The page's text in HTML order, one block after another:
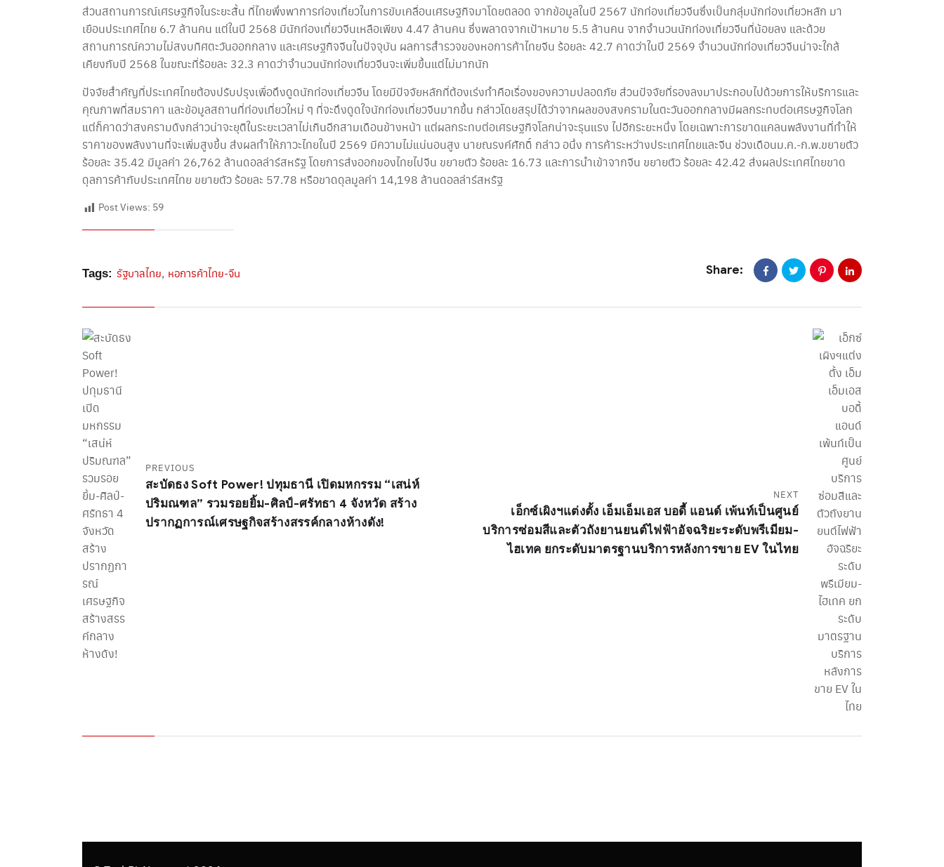
ส่วนสถานการณ์เศรษฐกิจในระยะสั้น ที่ไทยพึ่งพาการท่องเที่ยวในการขับเคลื่อนเศรษฐกิจมาโดยตลอด จากข้อมูลในปี 2567 นักท่องเที่ยวจีนซึ่งเป็นกลุ่มนักท่องเที่ยวหลัก มา
เยือนประเทศไทย 6.7 ล้านคน แต่ในปี 2568 มีนักท่องเที่ยวจีนเหลือเพียง 4.47 ล้านคน ซึ่งพลาดจากเป้าหมาย 5.5 ล้านคน จากจำนวนนักท่องเที่ยวจีนที่น้อยลง และด้วย
สถานการณ์ความไม่สงบทิศตะวันออกกลาง และเศรษฐกิจจีนในปัจจุบัน ผลการสำรวจของหอการค้าไทยจีน ร้อยละ 42.7 คาดว่าในปี 2569 จำนวนนักท่องเที่ยวจีนน่าจะใกล้
เคียงกับปี 2568 ในขณะที่ร้อยละ 32.3 คาดว่าจำนวนนักท่องเที่ยวจีนจะเพิ่มขึ้นแต่ไม่มากนัก
ปัจจัยสำคัญที่ประเทศไทยต้องปรับปรุงเพื่อดึงดูดนักท่องเที่ยวจีน โดยมีปัจจัยหลักที่ต้องเร่งทำคือเรื่องของความปลอดภัย ส่วนปัจจัยที่รองลงมาประกอบไปด้วยการให้บริการและ
คุณภาพที่สมราคา และข้อมูลสถานที่ท่องเที่ยวใหม่ ๆ ที่จะดึงดูดใจนักท่องเที่ยวจีนมากขึ้น กล่าวโดยสรุปได้ว่าจากผลของสงครามในตะวันออกกลางมีผลกระทบต่อเศรษฐกิจโลก
แต่ก็คาดว่าสงครามดังกล่าวน่าจะยุติในระยะเวลาไม่เกินอีกสามเดือนข้างหน้า แต่ผลกระทบต่อเศรษฐกิจโลกน่าจะรุนแรง ไปอีกระยะหนึ่ง โดยเฉพาะการขาดแคลนพลังงานที่ทำให้
ราคาของพลังงานที่จะเพิ่มสูงขึ้น ส่งผลทำให้ภาวะไทยในปี 2569 มีความไม่แน่นอนสูง นายณรงค์ศักดิ์ กล่าว อนึ่ง การค้าระหว่างประเทศไทยและจีน ช่วงเดือนม.ค.-ก.พ.ขยายตัว
ร้อยละ 35.42 มีมูลค่า 26,762 ล้านดอลล่าร์สหรัฐ โดยการส่งออกของไทยไปจีน ขยายตัว ร้อยละ 16.73 และการนำเข้าจากจีน ขยายตัว ร้อยละ 42.42 ส่งผลประเทศไทยขาด
ดุลการค้ากับประเทศไทย ขยายตัว ร้อยละ 57.78 หรือขาดดุลมูลค่า 14,198 ล้านดอลล่าร์สหรัฐ
Post Views: 59
Tags: รัฐบาลไทย, หอการค้าไทย-จีน Share:
PREVIOUS
สะบัดธง Soft Power! ปทุมธานี เปิดมหกรรม “เสน่ห์
ปริมณฑล” รวมรอยยิ้ม-ศิลป์-ศรัทธา 4 จังหวัด สร้าง
ปรากฏการณ์เศรษฐกิจสร้างสรรค์กลางห้างดัง!
NEXT
เอ็กซ์เผิงฯแต่งตั้ง เอ็มเอ็มเอส บอดี้ แอนด์ เพ้นท์เป็นศูนย์
บริการซ่อมสีและตัวถังยานยนต์ไฟฟ้าอัจฉริยะระดับพรีเมียม-
ไฮเทค ยกระดับมาตรฐานบริการหลังการขาย EV ในไทย